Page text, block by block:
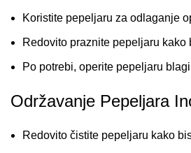
Koristite pepeljaru za odlaganje
Redovito praznite pepeljaru
Po potrebi, operite pepeljaru
Održavanje Pepeljara
Redovito čistite pepeljaru kako